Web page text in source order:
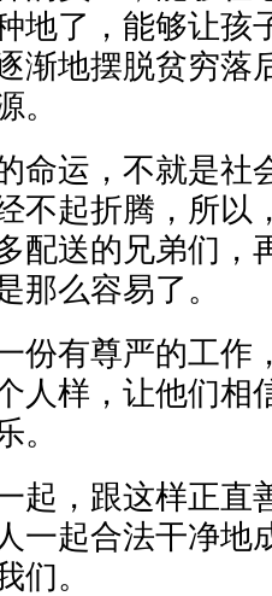
地了，能够让孩
渐地摆脱贫穷落
。
运，不就是社
不起折腾，所以
配送的兄弟们，
那么容易了。
有尊严的工作
人样，让他们相
。
，跟这样正直
一起合法干净地
们。